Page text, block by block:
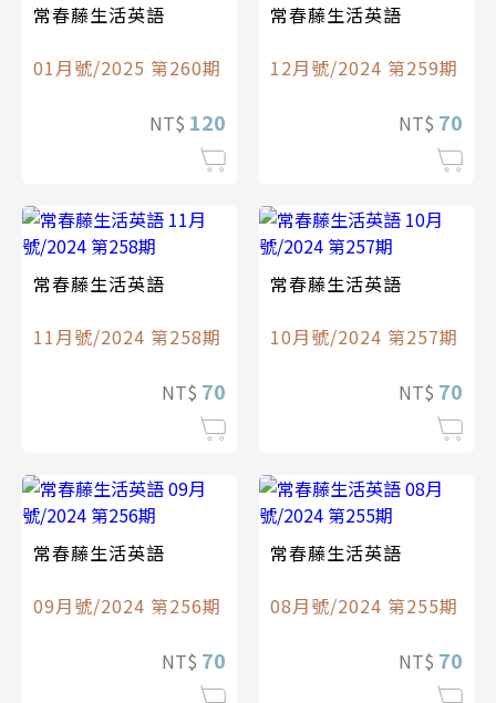
常春藤生活英語
01月號/2025 第260期
NT$ 120
常春藤生活英語
12月號/2024 第259期
NT$ 70
常春藤生活英語
11月號/2024 第258期
NT$ 70
常春藤生活英語
10月號/2024 第257期
NT$ 70
常春藤生活英語
09月號/2024 第256期
NT$ 70
常春藤生活英語
08月號/2024 第255期
NT$ 70